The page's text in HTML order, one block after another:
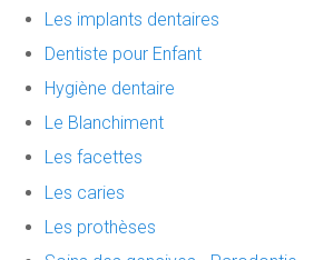
Les implants dentaires
Dentiste pour Enfant
Hygiène dentaire
Le Blanchiment
Les facettes
Les caries
Les prothèses